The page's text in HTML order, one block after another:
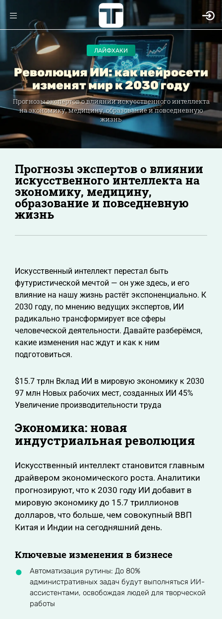
ЛАЙФХАКИ
Революция ИИ: как нейросети
изменят мир к 2030 году
Прогнозы экспертов о влиянии искусственного интеллекта
на экономику, медицину, образование и повседневную
жизнь
Прогнозы экспертов о влиянии
искусственного интеллекта на
экономику, медицину,
образование и повседневную
жизнь
Искусственный интеллект перестал быть
футуристической мечтой — он уже здесь, и его
влияние на нашу жизнь растёт экспоненциально. К
2030 году, по мнению ведущих экспертов, ИИ
радикально трансформирует все сферы
человеческой деятельности. Давайте разберёмся,
какие изменения нас ждут и как к ним
подготовиться.
$15.7 трлн Вклад ИИ в мировую экономику к 2030
97 млн Новых рабочих мест, созданных ИИ 45%
Увеличение производительности труда
Экономика: новая
индустриальная революция
Искусственный интеллект становится главным
драйвером экономического роста. Аналитики
прогнозируют, что к 2030 году ИИ добавит в
мировую экономику до 15.7 триллионов
долларов, что больше, чем совокупный ВВП
Китая и Индии на сегодняшний день.
Ключевые изменения в бизнесе
Автоматизация рутины: До 80%
административных задач будут выполняться ИИ-
ассистентами, освобождая людей для творческой
работы